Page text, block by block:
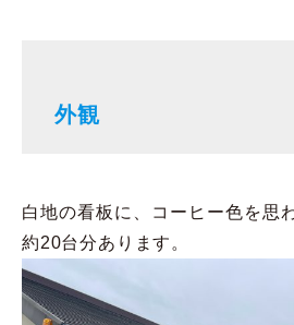
外観
白地の看板に、コーヒー色を思
約20台分あります。